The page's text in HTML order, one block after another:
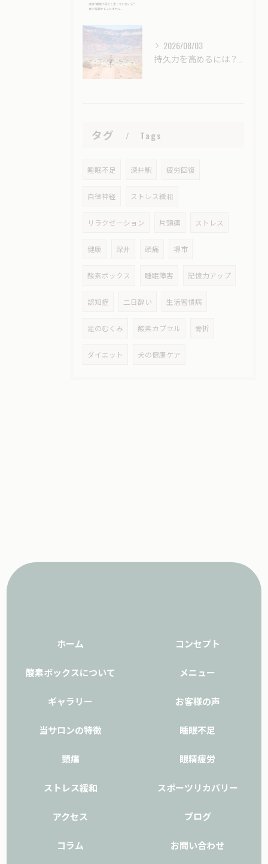
2026/08/03
持久力を高めるには？酸素カプセル（酸素ボックス）はスポーツ選手のコンディショニングに役立つ？
タグ Tags
睡眠不足 深井駅 疲労回復
自律神経 ストレス緩和
リラクゼーション 片頭痛 ストレス
健康 深井 頭痛 堺市
酸素ボックス 睡眠障害 記憶力アップ
認知症 二日酔い 生活習慣病
足のむくみ 酸素カプセル 骨折
ダイエット 犬の健康ケア
ホーム コンセプト
酸素ボックスについて メニュー
ギャラリー お客様の声
当サロンの特徴 睡眠不足
頭痛 眼精疲労
ストレス緩和 スポーツリカバリー
アクセス ブログ
コラム お問い合わせ